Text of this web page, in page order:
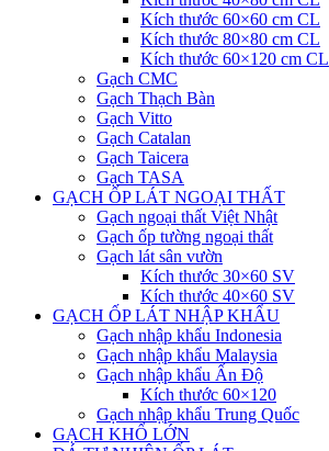
Kích thước 60×60 cm CL
Kích thước 80×80 cm CL
Kích thước 60×120 cm CL
Gạch CMC
Gạch Thạch Bàn
Gạch Vitto
Gạch Catalan
Gạch Taicera
Gạch TASA
GẠCH ỐP LÁT NGOẠI THẤT
Gạch ngoại thất Việt Nhật
Gạch ốp tường ngoại thất
Gạch lát sân vườn
Kích thước 30×60 SV
Kích thước 40×60 SV
GẠCH ỐP LÁT NHẬP KHẨU
Gạch nhập khẩu Indonesia
Gạch nhập khẩu Malaysia
Gạch nhập khẩu Ấn Độ
Kích thước 60×120
Gạch nhập khẩu Trung Quốc
GẠCH KHỔ LỚN